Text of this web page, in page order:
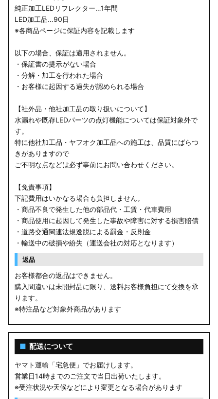
純正加工LEDリフレクター…1年間
LED加工品…90日
※各商品ページに保証内容を記載します
以下の場合、保証は適用されません。
・保証書の提示がない場合
・分解・加工を行われた場合
・お客様に起因する過失が認められる場合
【社外品・他社加工品の取り扱いについて】
水漏れや既存LEDパーツの点灯機能については保証対象外で
す。
特に他社加工品・ヤフオク加工品への施工は、品質にばらつ
きがありますので
ご不明な点などは必ず事前にお問い合わせください。
【免責事項】
下記費用はいかなる場合も負担しません。
・商品不良で発生した他の部品代・工賃・代車費用
・商品使用に起因して発生した事故や障害に対する損害賠償
・道路交通関連法規逸脱による罰金・反則金
・輸送中の破損や紛失（運送会社の対応となります）
返品
お客様都合の返品はできません。
購入間違いは未開封品に限り、送料お客様負担にて交換を承
ります。
※特注品など対象外商品があります
■ 配送について
ヤマト運輸「宅急便」でお届けします。
営業日14時までのご注文で当日出荷いたします。
※受注状況や天候などにより変更となる場合があります